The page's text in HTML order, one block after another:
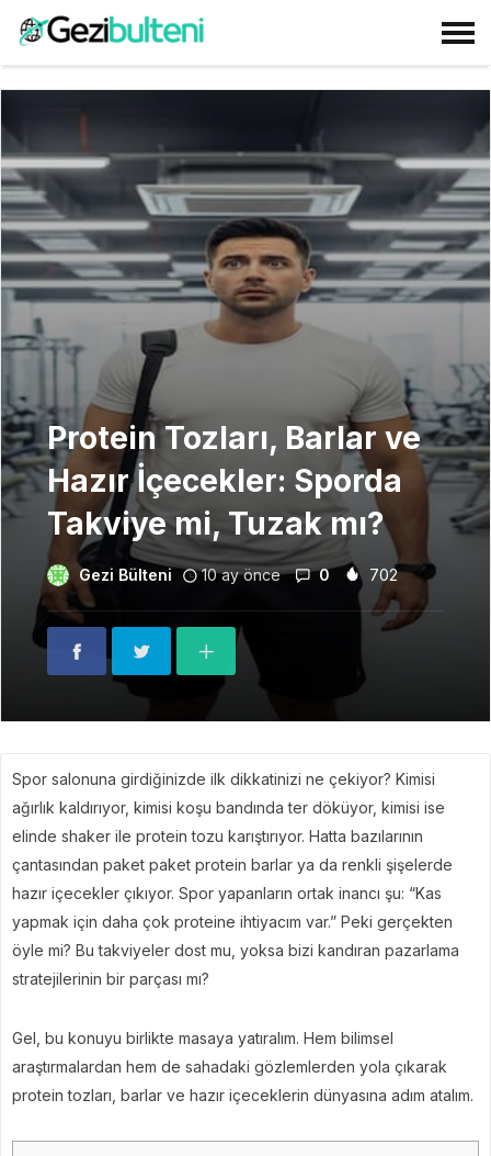
Protein Tozları, Barlar ve
Hazır İçecekler: Sporda
Takviye mi, Tuzak mı?
Gezi Bülteni 10 ay önce 0 702
Spor salonuna girdiğinizde ilk dikkatinizi ne çekiyor? Kimisi
ağırlık kaldırıyor, kimisi koşu bandında ter döküyor, kimisi ise
elinde shaker ile protein tozu karıştırıyor. Hatta bazılarının
çantasından paket paket protein barlar ya da renkli şişelerde
hazır içecekler çıkıyor. Spor yapanların ortak inancı şu: “Kas
yapmak için daha çok proteine ihtiyacım var.” Peki gerçekten
öyle mi? Bu takviyeler dost mu, yoksa bizi kandıran pazarlama
stratejilerinin bir parçası mı?
Gel, bu konuyu birlikte masaya yatıralım. Hem bilimsel
araştırmalardan hem de sahadaki gözlemlerden yola çıkarak
protein tozları, barlar ve hazır içeceklerin dünyasına adım atalım.